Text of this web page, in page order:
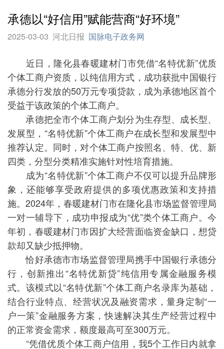
承德以“好信用”赋能营商“好环境”
2025-03-03 河北日报 国脉电子政务网
近日，隆化县春暖建材门市凭借“名特优新”优质
个体工商户资质，以纯信用方式，成功获批中国银行
承德分行发放的50万元专项贷款，成为承德地区首个
受益于该政策的个体工商户。
承德把全市个体工商户划分为生存型、成长型、
发展型，“名特优新”个体工商户在成长型和发展型中
推荐认定。同时，对个体工商户按照名、特、优、新
四类，分型分类精准实施针对性培育措施。
成为“名特优新”个体工商户不仅可以提升品牌形
象，还能够享受政府提供的多项优惠政策和支持措
施。2024年，春暖建材门市在隆化县市场监督管理局
一对一辅导下，成功申报成为“优”类个体工商户。今
年初，春暖建材门市因扩大经营面临资金缺口，想贷
款却又缺少抵押物。
恰好承德市市场监督管理局携手中国银行承德分
行，创新推出“名特优新贷”纯信用专属金融服务模
式。该模式以“名特优新”个体工商户名录库为基础，
结合行业特点、经营状况及融资需求，量身定制“一
户一策”金融服务方案，快速解决其生产经营过程中
的正常资金需求，额度最高可至300万元。
“凭借优质个体工商户信用，我5个工作日内就拿